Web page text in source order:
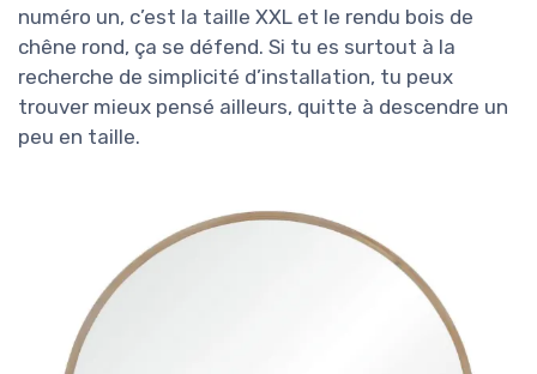
numéro un, c’est la taille XXL et le rendu bois de
chêne rond, ça se défend. Si tu es surtout à la
recherche de simplicité d’installation, tu peux
trouver mieux pensé ailleurs, quitte à descendre un
peu en taille.